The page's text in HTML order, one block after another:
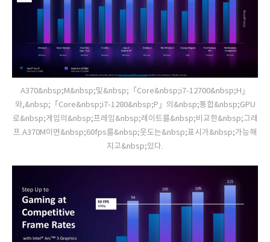
A370&nbsp;M&nbsp;및&nbsp;「Core&nbsp;i7-12700&nbsp;H」
와,&nbsp;「Core&nbsp;i7-1280&nbsp;P」의&nbsp;통합&nbsp;GPU
로&nbsp;게임의&nbsp;프레임&nbsp;레이트를&nbsp;비교한&nbsp;그래
프.A370M이면&nbsp;60fps를&nbsp;웃도는&nbsp;표시가&nbsp;가능해
지고&nbsp;있다.